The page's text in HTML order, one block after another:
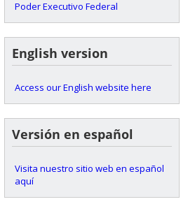
Poder Executivo Federal
English version
Access our English website here
Versión en español
Visita nuestro sitio web en español
aquí